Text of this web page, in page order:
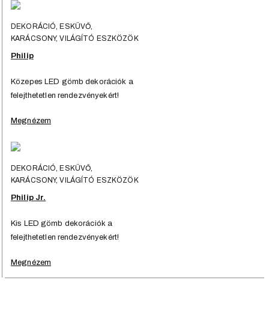
DEKORÁCIÓ, ESKÜVŐ,
KARÁCSONY, VILÁGÍTÓ ESZKÖZÖK
Philip
Közepes LED gömb dekorációk a
felejthetetlen rendezvényekért!
Megnézem
DEKORÁCIÓ, ESKÜVŐ,
KARÁCSONY, VILÁGÍTÓ ESZKÖZÖK
Philip Jr.
Kis LED gömb dekorációk a
felejthetetlen rendezvényekért!
Megnézem